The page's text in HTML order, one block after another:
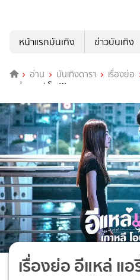
หน้าแรกบันเทิง
ข่าวบันเทิง
อ่าน บันเทิงดารา เรื่องย่อ
แอรี่ เกาหลี โอปป้า
เรื่องย่อ อีแหล่ แอ